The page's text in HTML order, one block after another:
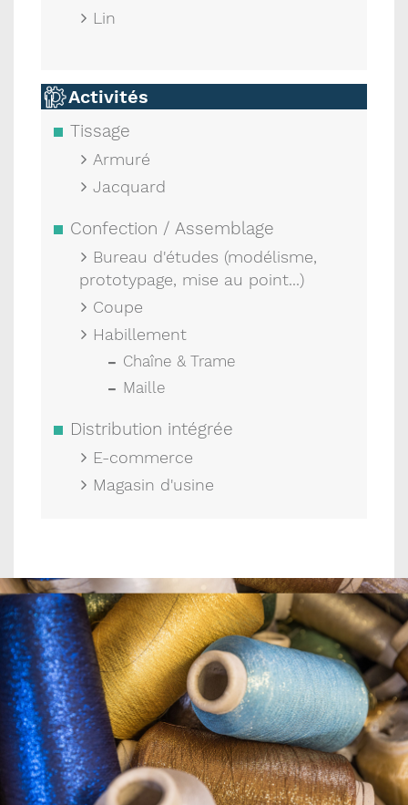
Lin
Activités
Tissage
Armuré
Jacquard
Confection / Assemblage
Bureau d'études (modélisme,
prototypage, mise au point...)
Coupe
Habillement
Chaîne & Trame
Maille
Distribution intégrée
E-commerce
Magasin d'usine